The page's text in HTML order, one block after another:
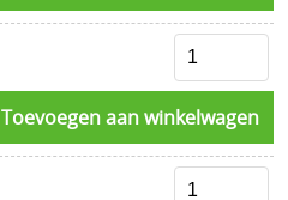
Toevoegen aan winkelwagen